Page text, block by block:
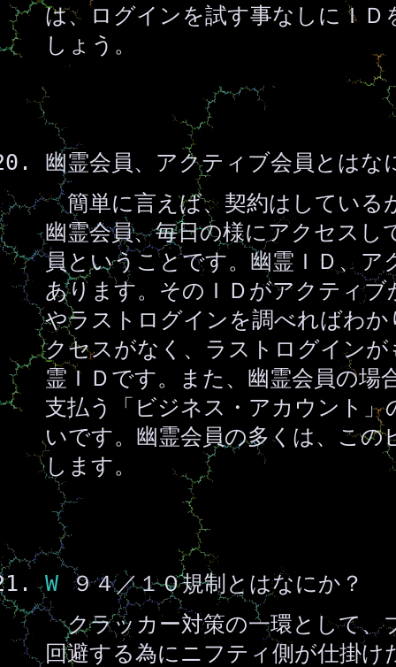
は、ログインを試す事なしにＩ
しょう。
幽霊会員、アクティブ会員とはな
簡単に言えば、契約はしている
幽霊会員、毎日の様にアクセス
員ということです。幽霊ＩＤ、
あります。そのＩＤがアクティ
やラストログインを調べればわ
クセスがなく、ラストログイン
霊ＩＤです。また、幽霊会員の場
支払う「ビジネス・アカウント
いです。幽霊会員の多くは、こ
します。
W ９４／１０規制とはなにか？
クラッカー対策の一環として、
回避する為にニフティ側が仕掛